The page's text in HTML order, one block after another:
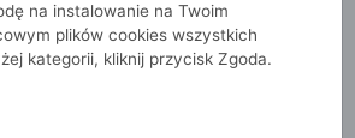
na instalowanie na Twoim
plików cookies wszystkich
kategorii, kliknij przycisk Zgoda.